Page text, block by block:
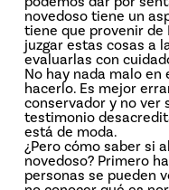
novedoso tiene un
tiene que provenir de
juzgar estas cosas a
evaluarlas con
No hay nada malo en
hacerlo. Es mejor
conservador y no ver
testimonio
está de moda.
¿Pero cómo saber si
novedoso? Primero
personas se pueden